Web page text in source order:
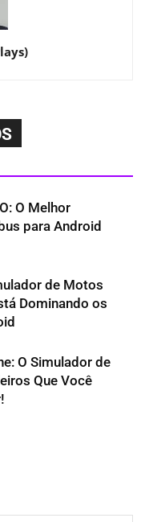
O Melhor
para Android
de Motos
Dominando os
O Simulador de
Que Você